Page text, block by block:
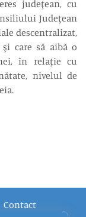
judeţean, cu
Judeţean
descentralizat,
care să aibă o
în relaţie cu
nivelul de
Contact